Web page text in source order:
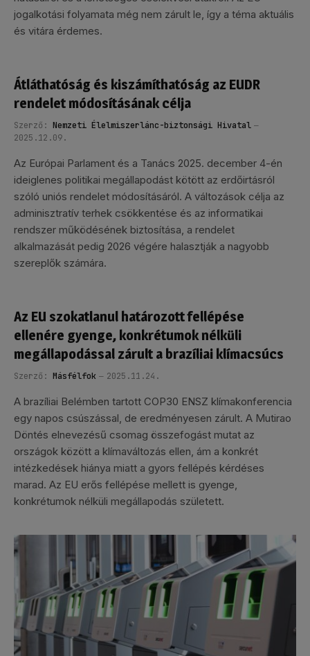
jogalkotási folyamata még nem zárult le, így a téma aktuális
és vitára érdemes.
Átláthatóság és kiszámíthatóság az EUDR
rendelet módosításának célja
Szerző: Nemzeti Élelmiszerlánc-biztonsági Hivatal
2025.12.09.
Az Európai Parlament és a Tanács 2025. december 4-én
ideiglenes politikai megállapodást kötött az erdőirtásról
szóló uniós rendelet módosításáról. A változások célja az
adminisztratív terhek csökkentése és az informatikai
rendszer működésének biztosítása, a rendelet
alkalmazását pedig 2026 végére halasztják a nagyobb
szereplők számára.
Az EU szokatlanul határozott fellépése
ellenére gyenge, konkrétumok nélküli
megállapodással zárult a brazíliai klímacsúcs
Szerző: Másfélfok 2025.11.24.
A brazíliai Belémben tartott COP30 ENSZ klímakonferencia
egy napos csúszással, de eredményesen zárult. A Mutirao
Döntés elnevezésű csomag összefogást mutat az
országok között a klímaváltozás ellen, ám a konkrét
intézkedések hiánya miatt a gyors fellépés kérdéses
marad. Az EU erős fellépése mellett is gyenge,
konkrétumok nélküli megállapodás született.